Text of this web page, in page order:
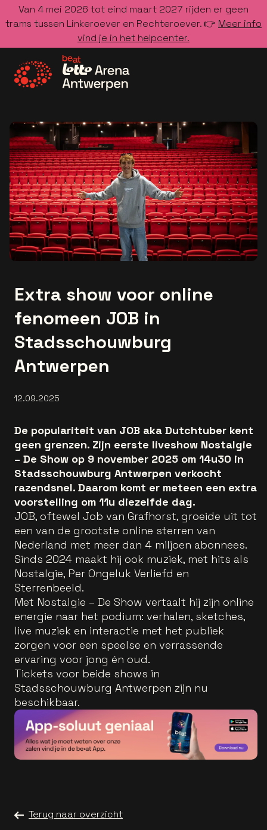
Van 4 mei 2026 tot eind maart 2027 rijden er geen
trams tussen Linkeroever en Rechteroever. 👉 Meer info
vind je in het helpcenter.
Extra show voor online
fenomeen JOB in
Stadsschouwburg
Antwerpen
12.09.2025
De populariteit van JOB aka Dutchtuber kent
geen grenzen. Zijn eerste liveshow Nostalgie
– De Show op 9 november 2025 om 14u30 in
Stadsschouwburg Antwerpen verkocht
razendsnel. Daarom komt er meteen een extra
voorstelling om 11u diezelfde dag.
JOB, oftewel Job van Grafhorst, groeide uit tot
een van de grootste online sterren van
Nederland met meer dan 4 miljoen abonnees.
Sinds 2024 maakt hij ook muziek, met hits als
Nostalgie, Per Ongeluk Verliefd en
Sterrenbeeld.
Met Nostalgie – De Show vertaalt hij zijn online
energie naar het podium: verhalen, sketches,
live muziek en interactie met het publiek
zorgen voor een speelse en verrassende
ervaring voor jong én oud.
Tickets voor beide shows in
Stadsschouwburg Antwerpen zijn nu
beschikbaar.
Terug naar overzicht